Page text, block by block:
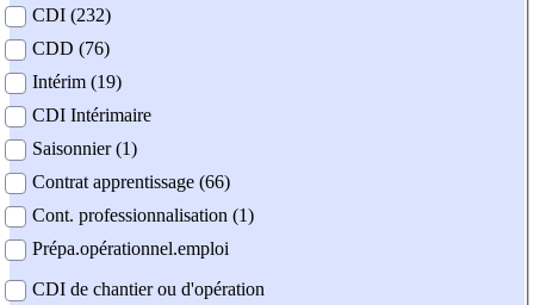
contrat
CDI (232)
CDD (76)
Intérim (19)
CDI Intérimaire
Saisonnier (1)
Contrat apprentissage (66)
Cont. professionnalisation (1)
Prépa.opérationnel.emploi
CDI de chantier ou d'opération